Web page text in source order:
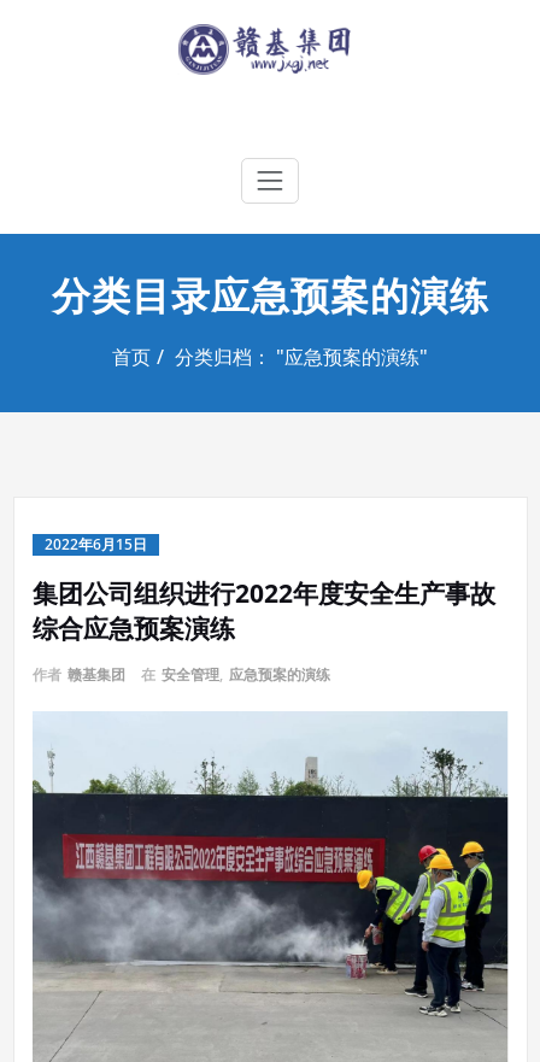
江西赣基集团工程有限公司
分类目录应急预案的演练
首页 分类归档： "应急预案的演练"
2022年6月15日
集团公司组织进行2022年度安全生产事故
综合应急预案演练
作者 赣基集团 在 安全管理, 应急预案的演练